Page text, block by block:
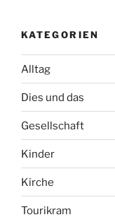
KATEGORIEN
Alltag
Dies und das
Gesellschaft
Kinder
Kirche
Tourikram